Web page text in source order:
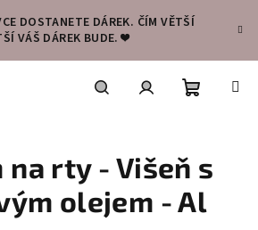
DOSTANETE DÁREK. ČÍM VĚTŠÍ
VÁŠ DÁREK BUDE. ❤️
košík
na rty - Višeň s
olejem - Al